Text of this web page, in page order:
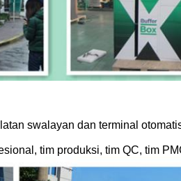
swalayan dan terminal
tim produksi, tim QC, tim